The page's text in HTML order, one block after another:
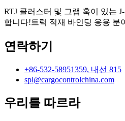
RTJ 클러스터 및 그랩 훅이 있는
합니다!트럭 적재 바인딩 응용 분
연락하기
+86-532-58951359, 내선 815
spl@cargocontrolchina.com
우리를 따르라